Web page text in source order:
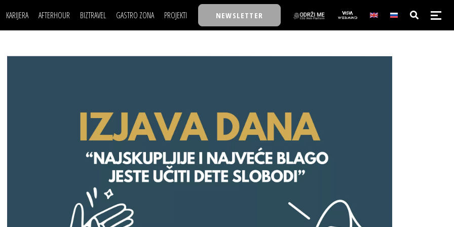
KARIJERA AFTERHOUR BIZTRAVEL GASTRO ZONA PROJEKTI
BIZBENDOVI
BIZKOLEGIJUM
BMW BIZNIS LIGA
BIZLIFE WEEK
NEWSLETTER
POSAO
MOJ UGAO
FILM I SCENA
AUTO SVET
NAJKOLEGA
30 ISPOD 30
BMW BIZNIS LIGA
BIZLIFE WEEK
IZJAVA GODINE